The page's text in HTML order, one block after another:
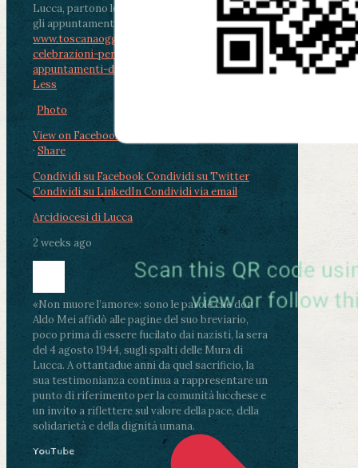
Lucca, partono le celebrazioni per don Aldo Mei:
gli appuntamenti dal 2 al 4 agosto
www.toscanaoggi.it/lucca-partono-le-
celebrazioni-per-don-aldo-mei-gli-
appuntamenti-dal-2-al-4-ago...
See MoreSee
Less
Photo
View on Facebook
· Share
Condividi su FacebookCondividi su Twitter
Condividi su LinkedInCondividi via email
Arcidiocesi di Lucca
2 weeks ago
«Non muore l’amore»: sono le parole che don
Aldo Mei affidò alle pagine del suo breviario,
poco prima di essere fucilato dai nazisti, la sera
del 4 agosto 1944, sugli spalti delle Mura di
Lucca. A ottantadue anni da quel sacrificio, la
sua testimonianza continua a rappresentare un
punto di riferimento per la comunità lucchese e
un invito a riflettere sul valore della pace, della
solidarietà e della dignità umana.
YouTube